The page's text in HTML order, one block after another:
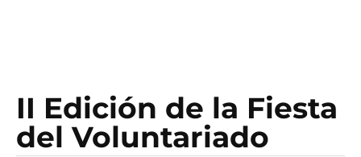
II Edición de la Fiesta
del Voluntariado